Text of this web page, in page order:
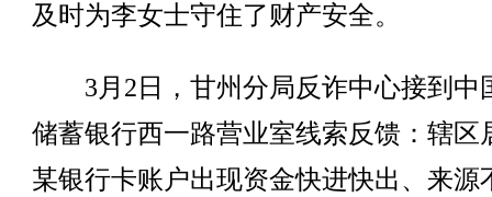
及时为李女士守住了财产安全。
3月2日，甘州分局反诈中心接到中
储蓄银行西一路营业室线索反馈：辖区
某银行卡账户出现资金快进快出、来源